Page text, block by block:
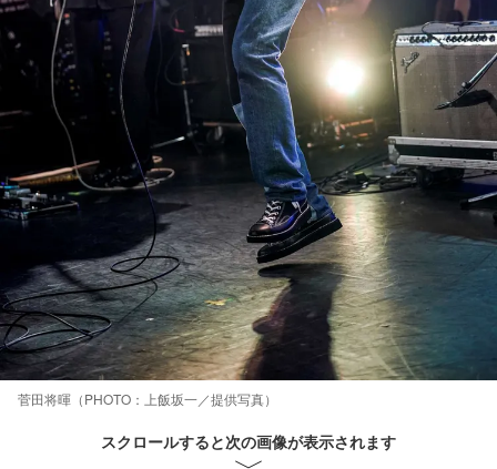
菅田将暉（PHOTO：上飯坂一／提供写真）
スクロールすると次の画像が表示されます